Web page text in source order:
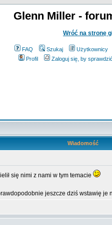
Glenn Miller -
Wróć na stronę
FAQ Szukaj Użytkownicy
Profil
Zaloguj się, by
Wiadomość
się nimi z nami w tym temacie
jeszcze dziś wstawię